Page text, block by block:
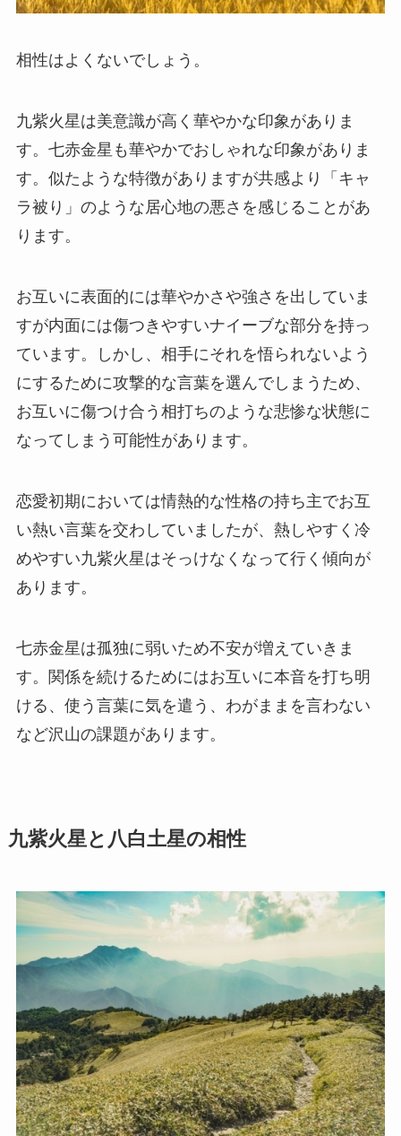
相性はよくないでしょう。
九紫火星は美意識が高く華やかな印象がありま
す。七赤金星も華やかでおしゃれな印象がありま
す。似たような特徴がありますが共感より「キャ
ラ被り」のような居心地の悪さを感じることがあ
ります。
お互いに表面的には華やかさや強さを出していま
すが内面には傷つきやすいナイーブな部分を持っ
ています。しかし、相手にそれを悟られないよう
にするために攻撃的な言葉を選んでしまうため、
お互いに傷つけ合う相打ちのような悲惨な状態に
なってしまう可能性があります。
恋愛初期においては情熱的な性格の持ち主でお互
い熱い言葉を交わしていましたが、熱しやすく冷
めやすい九紫火星はそっけなくなって行く傾向が
あります。
七赤金星は孤独に弱いため不安が増えていきま
す。関係を続けるためにはお互いに本音を打ち明
ける、使う言葉に気を遣う、わがままを言わない
など沢山の課題があります。
九紫火星と八白土星の相性